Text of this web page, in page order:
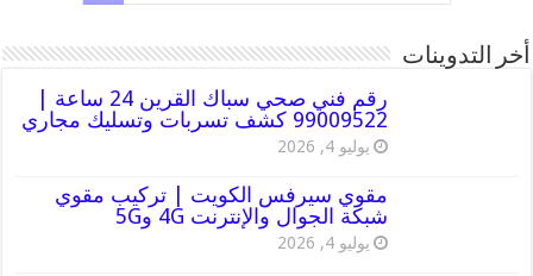
أخر التدوينات
رقم فني صحي سباك القرين 24 ساعة |
99009522 كشف تسربات وتسليك مجاري
يوليو 4, 2026
مقوي سيرفس الكويت | تركيب مقوي
شبكة الجوال والإنترنت 4G و5G
يوليو 4, 2026